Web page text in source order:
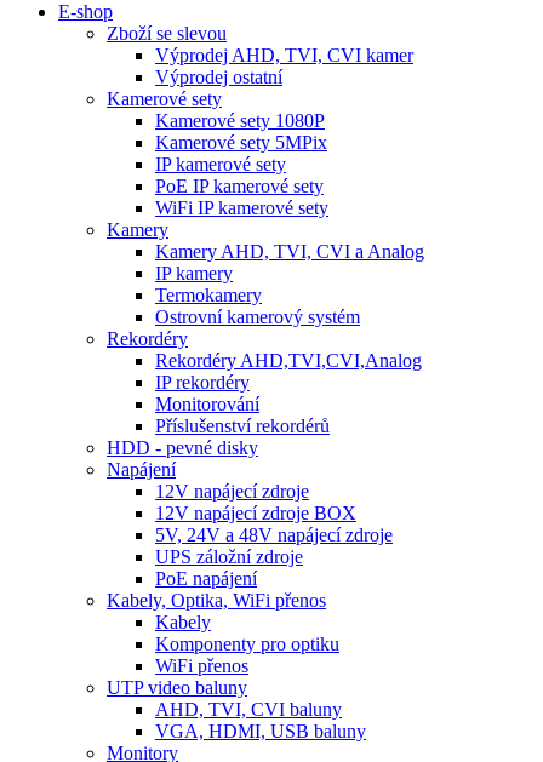
E-shop
Zboží se slevou
Výprodej AHD, TVI, CVI kamer
Výprodej ostatní
Kamerové sety
Kamerové sety 1080P
Kamerové sety 5MPix
IP kamerové sety
PoE IP kamerové sety
WiFi IP kamerové sety
Kamery
Kamery AHD, TVI, CVI a Analog
IP kamery
Termokamery
Ostrovní kamerový systém
Rekordéry
Rekordéry AHD,TVI,CVI,Analog
IP rekordéry
Monitorování
Příslušenství rekordérů
HDD - pevné disky
Napájení
12V napájecí zdroje
12V napájecí zdroje BOX
5V, 24V a 48V napájecí zdroje
UPS záložní zdroje
PoE napájení
Kabely, Optika, WiFi přenos
Kabely
Komponenty pro optiku
WiFi přenos
UTP video baluny
AHD, TVI, CVI baluny
VGA, HDMI, USB baluny
Monitory